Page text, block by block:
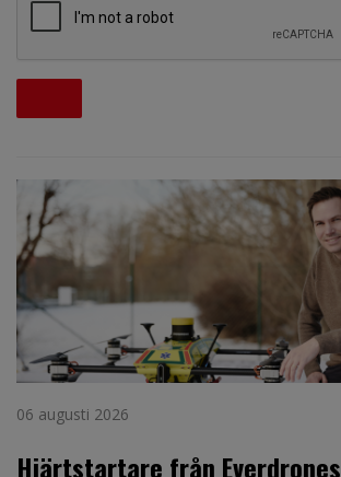
06 augusti 2026
Hjärtstartare från Everdrones